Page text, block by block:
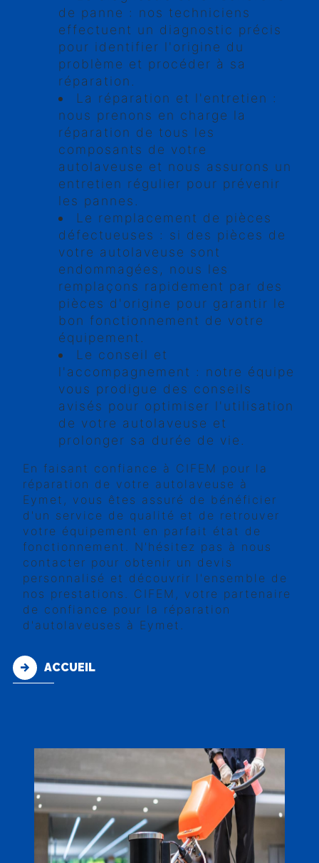
de panne : nos techniciens
effectuent un diagnostic précis
pour identifier l'origine du
problème et procéder à sa
réparation.
La réparation et l'entretien :
nous prenons en charge la
réparation de tous les
composants de votre
autolaveuse et nous assurons un
entretien régulier pour prévenir
les pannes.
Le remplacement de pièces
défectueuses : si des pièces de
votre autolaveuse sont
endommagées, nous les
remplaçons rapidement par des
pièces d'origine pour garantir le
bon fonctionnement de votre
équipement.
Le conseil et
l'accompagnement : notre équipe
vous prodigue des conseils
avisés pour optimiser l'utilisation
de votre autolaveuse et
prolonger sa durée de vie.
En faisant confiance à CIFEM pour la
réparation de votre autolaveuse à
Eymet, vous êtes assuré de bénéficier
d'un service de qualité et de retrouver
votre équipement en parfait état de
fonctionnement. N'hésitez pas à nous
contacter pour obtenir un devis
personnalisé et découvrir l'ensemble de
nos prestations. CIFEM, votre partenaire
de confiance pour la réparation
d'autolaveuses à Eymet.
ACCUEIL